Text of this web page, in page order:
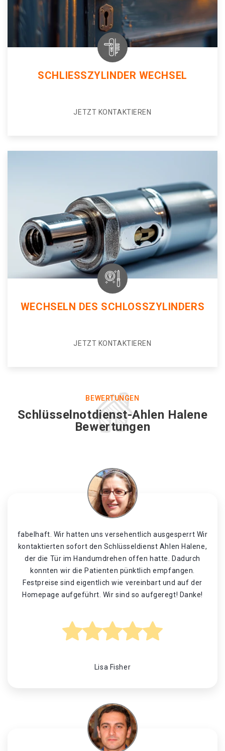
SCHLIESSZYLINDER WECHSEL
JETZT KONTAKTIEREN
WECHSELN DES SCHLOSSZYLINDERS
JETZT KONTAKTIEREN
BEWERTUNGEN
Schlüsselnotdienst-Ahlen Halene
Bewertungen
fabelhaft. Wir hatten uns versehentlich ausgesperrt Wir
kontaktierten sofort den Schlüsseldienst Ahlen Halene,
der die Tür im Handumdrehen offen hatte. Dadurch
konnten wir die Patienten pünktlich empfangen.
Festpreise sind eigentlich wie vereinbart und auf der
Homepage aufgeführt. Wir sind so aufgeregt! Danke!
Lisa Fisher